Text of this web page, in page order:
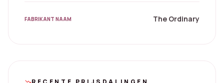
FABRIKANT NAAM The Ordinary